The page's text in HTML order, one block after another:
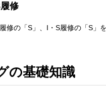
修
修の「S」、I・S履修の「S」を
の基礎知識